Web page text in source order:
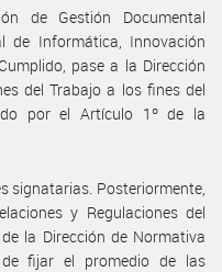
de Gestión Documental
de Informática, Innovación
pase a la Dirección
del Trabajo a los fines del
por el Artículo 1º de la
signatarias. Posteriormente,
y Regulaciones del
la Dirección de Normativa
fijar el promedio de las